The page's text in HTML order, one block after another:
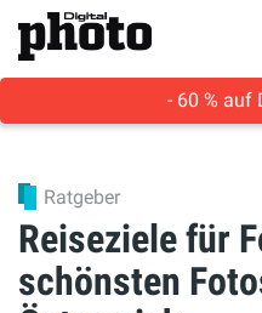
- 60 % auf
Ratgeber
Reiseziele für
schönsten